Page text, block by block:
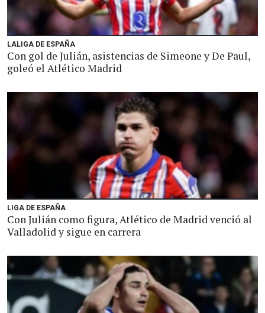
LALIGA DE ESPAÑA
Con gol de Julián, asistencias de Simeone y De Paul,
goleó el Atlético Madrid
LIGA DE ESPAÑA
Con Julián como figura, Atlético de Madrid venció al
Valladolid y sigue en carrera